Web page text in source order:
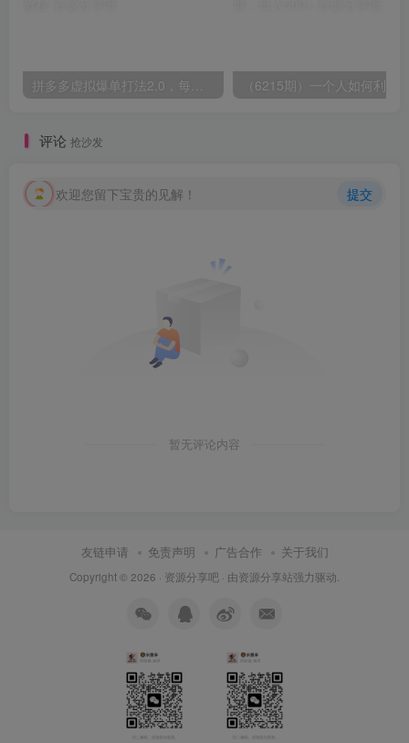
拼多多虚拟爆单打法2.0，每天10分钟，月产5000+，从0到1赚收益教程
评论 抢沙发
欢迎您留下宝贵的见解！ 提交
暂无评论内容
友链申请 免责声明 广告合作 关于我们
Copyright © 2026 · 资源分享吧 · 由资源分享站强力驱动.